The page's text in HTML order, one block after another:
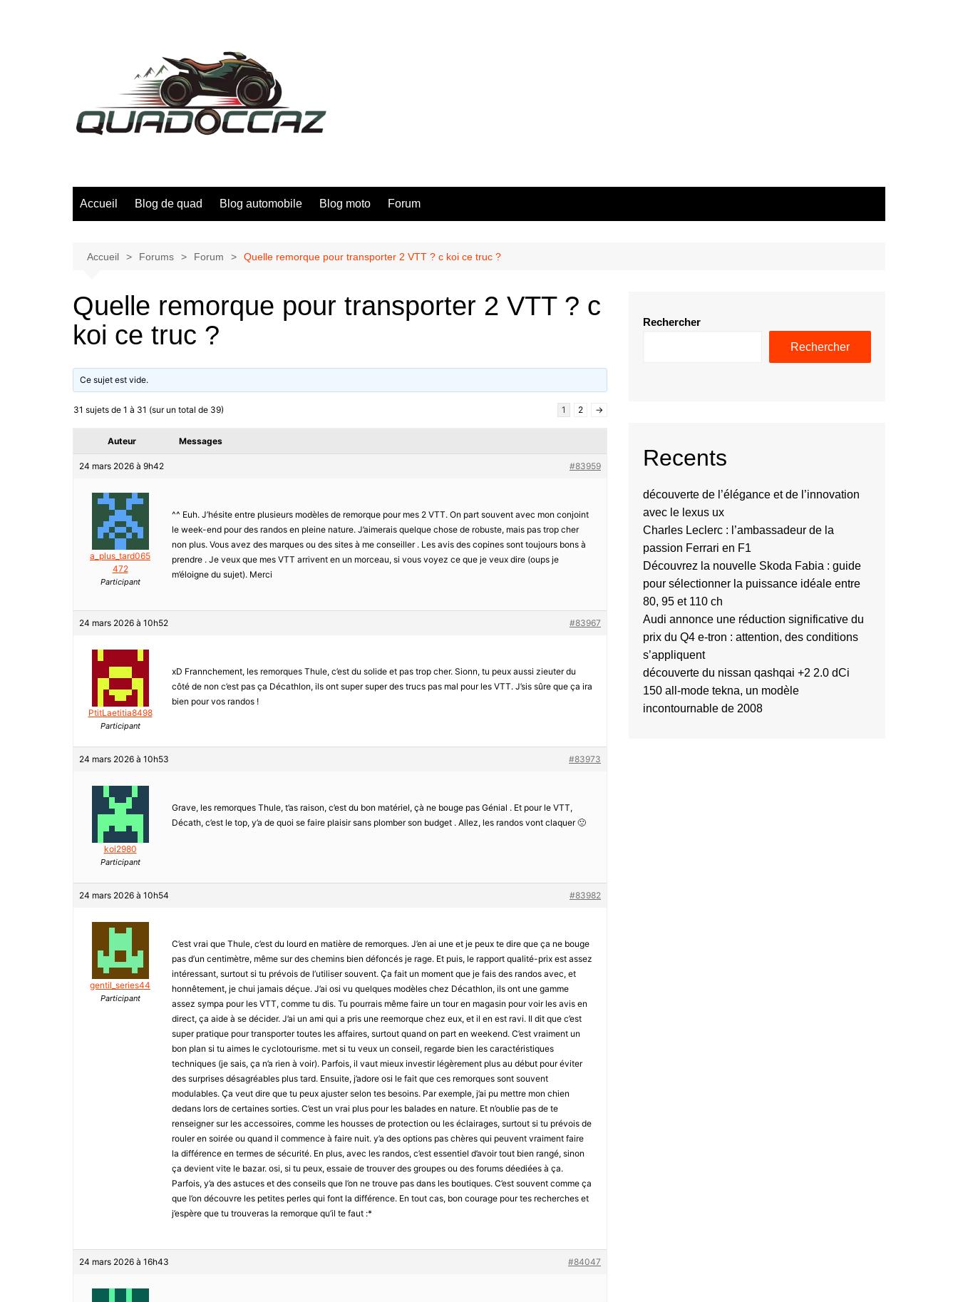
Accueil Blog de quad Blog automobile Blog moto Forum
Accueil Forums Forum Quelle remorque pour transporter 2 VTT ? c koi ce truc ?
Quelle remorque pour transporter 2 VTT ? c
koi ce truc ?
Ce sujet est vide.
31 sujets de 1 à 31 (sur un total de 39) 1 2 →
Auteur Messages
24 mars 2026 à 9h42 #83959
a_plus_tard065
472
Participant
^^ Euh. J’hésite entre plusieurs modèles de remorque pour mes 2 VTT. On part souvent avec mon conjoint
le week-end pour des randos en pleine nature. J’aimerais quelque chose de robuste, mais pas trop cher
non plus. Vous avez des marques ou des sites à me conseiller . Les avis des copines sont toujours bons à
prendre . Je veux que mes VTT arrivent en un morceau, si vous voyez ce que je veux dire (oups je
m’éloigne du sujet). Merci
24 mars 2026 à 10h52 #83967
PtitLaetitia8498
Participant
xD Frannchement, les remorques Thule, c’est du solide et pas trop cher. Sionn, tu peux aussi zieuter du
côté de non c’est pas ça Décathlon, ils ont super super des trucs pas mal pour les VTT. J’sis sûre que ça ira
bien pour vos randos !
24 mars 2026 à 10h53 #83973
koi2980
Participant
Grave, les remorques Thule, t’as raison, c’est du bon matériel, çà ne bouge pas Génial . Et pour le VTT,
Décath, c’est le top, y’a de quoi se faire plaisir sans plomber son budget . Allez, les randos vont claquer 🙁
24 mars 2026 à 10h54 #83982
gentil_series44
Participant
C’est vrai que Thule, c’est du lourd en matière de remorques. J’en ai une et je peux te dire que ça ne bouge
pas d’un centimètre, même sur des chemins bien défoncés je rage. Et puis, le rapport qualité-prix est assez
intéressant, surtout si tu prévois de l’utiliser souvent. Ça fait un moment que je fais des randos avec, et
honnêtement, je chui jamais déçue. J’ai osi vu quelques modèles chez Décathlon, ils ont une gamme
assez sympa pour les VTT, comme tu dis. Tu pourrais même faire un tour en magasin pour voir les avis en
direct, ça aide à se décider. J’ai un ami qui a pris une reemorque chez eux, et il en est ravi. Il dit que c’est
super pratique pour transporter toutes les affaires, surtout quand on part en weekend. C’est vraiment un
bon plan si tu aimes le cyclotourisme. met si tu veux un conseil, regarde bien les caractéristiques
techniques (je sais, ça n’a rien à voir). Parfois, il vaut mieux investir légèrement plus au début pour éviter
des surprises désagréables plus tard. Ensuite, j’adore osi le fait que ces remorques sont souvent
modulables. Ça veut dire que tu peux ajuster selon tes besoins. Par exemple, j’ai pu mettre mon chien
dedans lors de certaines sorties. C’est un vrai plus pour les balades en nature. Et n’oublie pas de te
renseigner sur les accessoires, comme les housses de protection ou les éclairages, surtout si tu prévois de
rouler en soirée ou quand il commence à faire nuit. y’a des options pas chères qui peuvent vraiment faire
la différence en termes de sécurité. En plus, avec les randos, c’est essentiel d’avoir tout bien rangé, sinon
ça devient vite le bazar. osi, si tu peux, essaie de trouver des groupes ou des forums déediées à ça.
Parfois, y’a des astuces et des conseils que l’on ne trouve pas dans les boutiques. C’est souvent comme ça
que l’on découvre les petites perles qui font la différence. En tout cas, bon courage pour tes recherches et
j’espère que tu trouveras la remorque qu’il te faut :*
24 mars 2026 à 16h43 #84047
Rechercher
Rechercher
Recents
découverte de l’élégance et de l’innovation
avec le lexus ux
Charles Leclerc : l’ambassadeur de la
passion Ferrari en F1
Découvrez la nouvelle Skoda Fabia : guide
pour sélectionner la puissance idéale entre
80, 95 et 110 ch
Audi annonce une réduction significative du
prix du Q4 e-tron : attention, des conditions
s’appliquent
découverte du nissan qashqai +2 2.0 dCi
150 all-mode tekna, un modèle
incontournable de 2008